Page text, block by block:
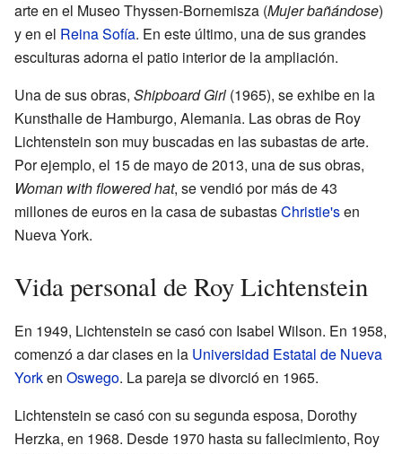
arte en el Museo Thyssen-Bornemisza (Mujer bañándose)
y en el Reina Sofía. En este último, una de sus grandes
esculturas adorna el patio interior de la ampliación.
Una de sus obras, Shipboard Girl (1965), se exhibe en la
Kunsthalle de Hamburgo, Alemania. Las obras de Roy
Lichtenstein son muy buscadas en las subastas de arte.
Por ejemplo, el 15 de mayo de 2013, una de sus obras,
Woman with flowered hat, se vendió por más de 43
millones de euros en la casa de subastasChristie'sen
Nueva York.
Vida personal de Roy Lichtenstein
En 1949, Lichtenstein se casó con Isabel Wilson. En 1958,
comenzó a dar clases en la Universidad Estatal de Nueva
Yorken Oswego. La pareja se divorció en 1965.
Lichtenstein se casó con su segunda esposa, Dorothy
Herzka, en 1968. Desde 1970 hasta su fallecimiento, Roy